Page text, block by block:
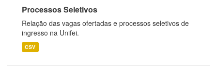
Processos Seletivos
Relação das vagas ofertadas e processos seletivos de
ingresso na Unifei.
CSV